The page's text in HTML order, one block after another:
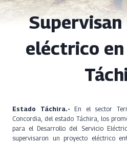
eléctrico
Estado Táchira.- En el sector
Concordia, del estado Táchira, los
para el Desarrollo del Servicio
supervisaron un proyecto eléctrico